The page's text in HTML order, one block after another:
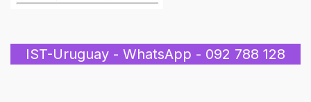
IST-Uruguay - WhatsApp - 092 788 128